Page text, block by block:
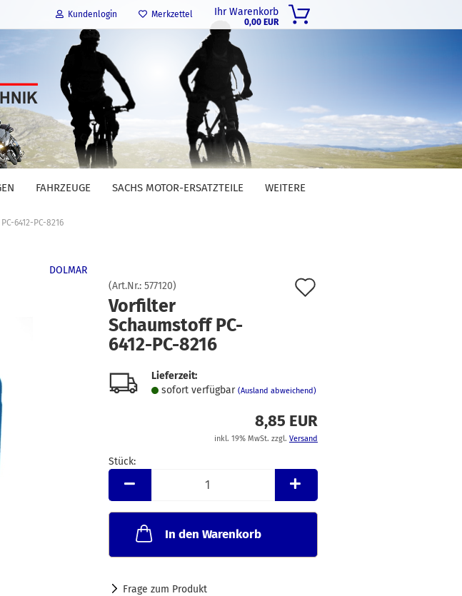
Kundenlogin Merkzettel Ihr Warenkorb
0,00 EUR
FAHRZEUGE SACHS MOTOR-ERSATZTEILE WEITERE
6412-PC-8216
DOLMAR
(Art.Nr.: 577120)
Vorfilter
Schaumstoff PC-
6412-PC-8216
Lieferzeit:
sofort verfügbar (Ausland abweichend)
8,85 EUR
inkl. 19% MwSt. zzgl. Versand
Stück:
Stück
In den Warenkorb
Frage zum Produkt